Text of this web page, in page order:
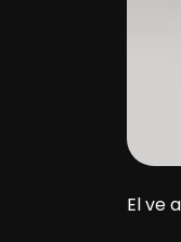
El ve